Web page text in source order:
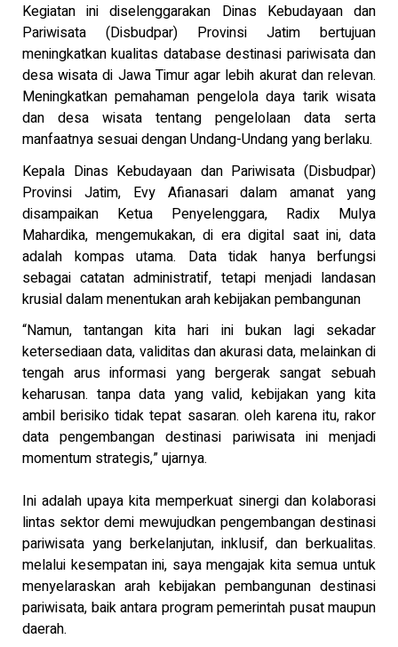
Kegiatan ini diselenggarakan Dinas Kebudayaan dan
Pariwisata (Disbudpar) Provinsi Jatim bertujuan
meningkatkan kualitas database destinasi pariwisata dan
desa wisata di Jawa Timur agar lebih akurat dan relevan.
Meningkatkan pemahaman pengelola daya tarik wisata
dan desa wisata tentang pengelolaan data serta
manfaatnya sesuai dengan Undang-Undang yang berlaku.
Kepala Dinas Kebudayaan dan Pariwisata (Disbudpar)
Provinsi Jatim, Evy Afianasari dalam amanat yang
disampaikan Ketua Penyelenggara, Radix Mulya
Mahardika, mengemukakan, di era digital saat ini, data
adalah kompas utama. Data tidak hanya berfungsi
sebagai catatan administratif, tetapi menjadi landasan
krusial dalam menentukan arah kebijakan pembangunan
“Namun, tantangan kita hari ini bukan lagi sekadar
ketersediaan data, validitas dan akurasi data, melainkan di
tengah arus informasi yang bergerak sangat sebuah
keharusan. tanpa data yang valid, kebijakan yang kita
ambil berisiko tidak tepat sasaran. oleh karena itu, rakor
data pengembangan destinasi pariwisata ini menjadi
momentum strategis,” ujarnya.
Ini adalah upaya kita memperkuat sinergi dan kolaborasi
lintas sektor demi mewujudkan pengembangan destinasi
pariwisata yang berkelanjutan, inklusif, dan berkualitas.
melalui kesempatan ini, saya mengajak kita semua untuk
menyelaraskan arah kebijakan pembangunan destinasi
pariwisata, baik antara program pemerintah pusat maupun
daerah.